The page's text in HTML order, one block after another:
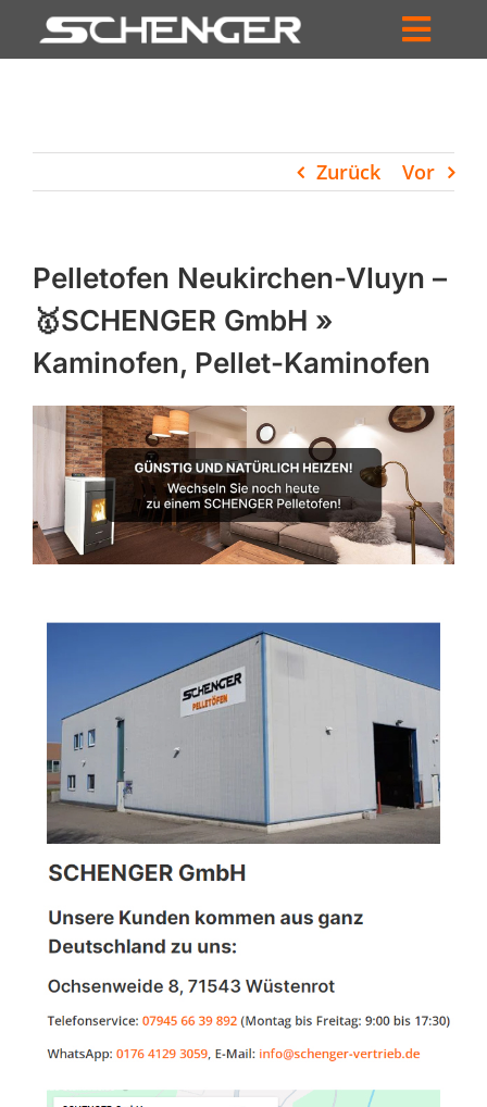
Inhalt
HÄNDLERSUCHE
UNTERNEHMEN
PROFIL
WARENKORB
PRODUCTS
SEARCH
Zurück Vor
Pelletofen Neukirchen-Vluyn –
🥇SCHENGER GmbH »
Kaminofen, Pellet-Kaminofen